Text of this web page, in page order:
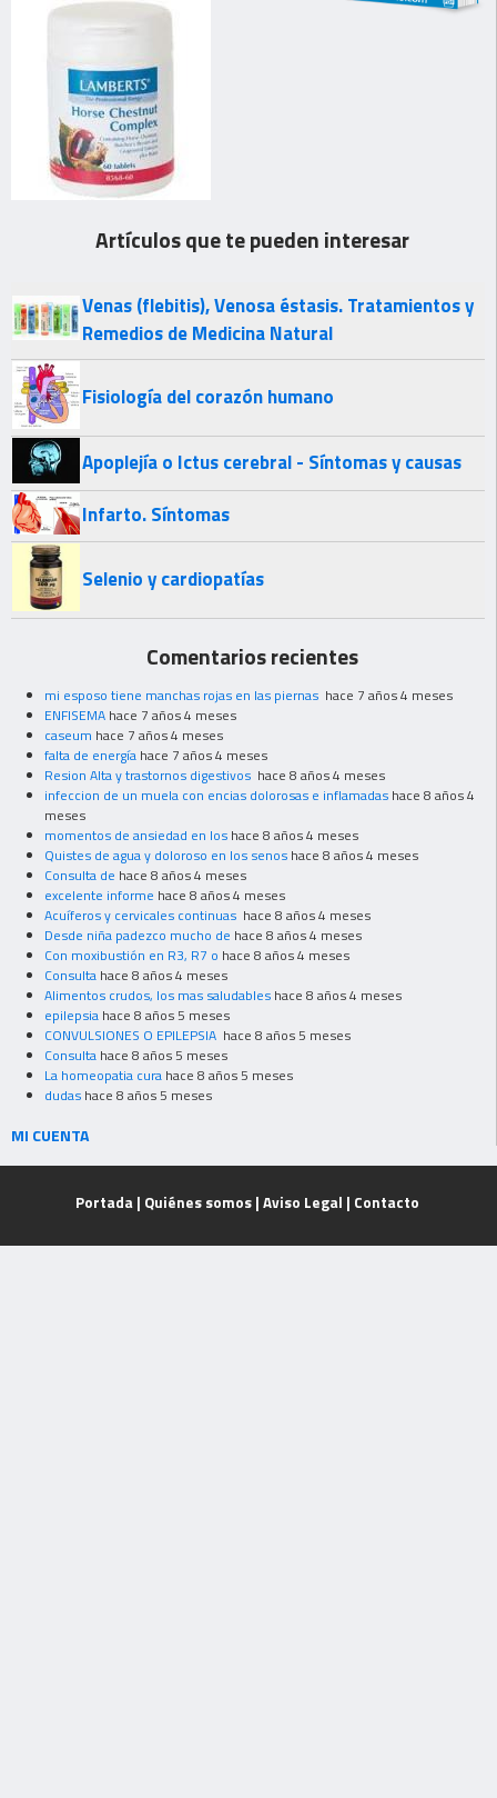
Artículos que te pueden interesar
Venas (flebitis), Venosa éstasis. Tratamientos y
Remedios de Medicina Natural
Fisiología del corazón humano
Apoplejía o Ictus cerebral - Síntomas y causas
Infarto. Síntomas
Selenio y cardiopatías
Comentarios recientes
mi esposo tiene manchas rojas en las piernas hace 7 años 4 meses
ENFISEMA hace 7 años 4 meses
caseum hace 7 años 4 meses
falta de energía hace 7 años 4 meses
Resion Alta y trastornos digestivos hace 8 años 4 meses
infeccion de un muela con encias dolorosas e inflamadas hace 8 años 4
meses
momentos de ansiedad en los hace 8 años 4 meses
Quistes de agua y doloroso en los senos hace 8 años 4 meses
Consulta de hace 8 años 4 meses
excelente informe hace 8 años 4 meses
Acuíferos y cervicales continuas hace 8 años 4 meses
Desde niña padezco mucho de hace 8 años 4 meses
Con moxibustión en R3, R7 o hace 8 años 4 meses
Consulta hace 8 años 4 meses
Alimentos crudos, los mas saludables hace 8 años 4 meses
epilepsia hace 8 años 5 meses
CONVULSIONES O EPILEPSIA hace 8 años 5 meses
Consulta hace 8 años 5 meses
La homeopatia cura hace 8 años 5 meses
dudas hace 8 años 5 meses
MI CUENTA
Portada | Quiénes somos| Aviso Legal | Contacto